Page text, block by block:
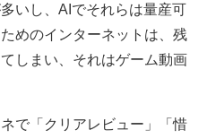
いし、AIでそれらは量産可
めのインターネットは、残
しまい、それはゲーム動画
で「クリアレビュー」「惜